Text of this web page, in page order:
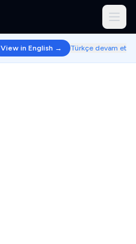
View in English → Türkçe devam et